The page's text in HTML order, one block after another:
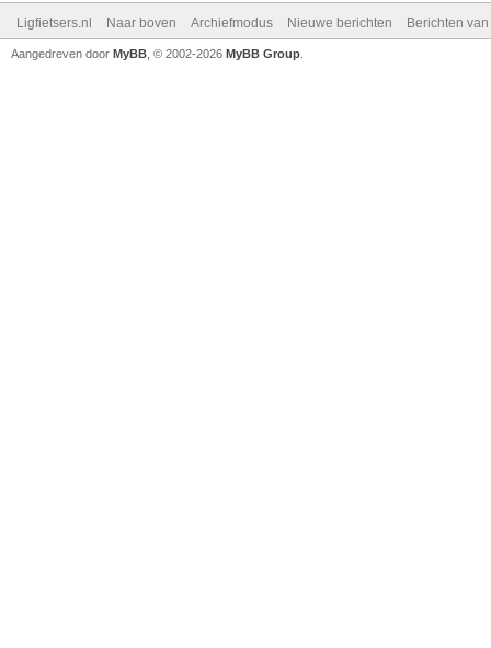
Ligfietsers.nl Naar boven Archiefmodus Nieuwe berichten Berichten
Aangedreven door MyBB , © 2002-2026 MyBB Group